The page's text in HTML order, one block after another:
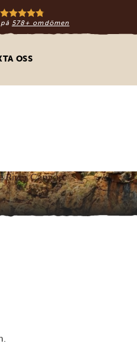
578+ omdömen
OSS
River Canyon